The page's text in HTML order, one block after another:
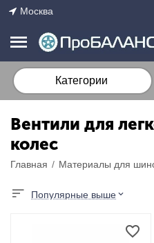
Москва
Категории
Вентили для
колес
Главная / Материалы для
Популярные выше